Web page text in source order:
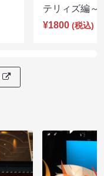
テリィズ編
¥1800 (税込)